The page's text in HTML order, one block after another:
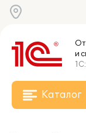
и
Каталог